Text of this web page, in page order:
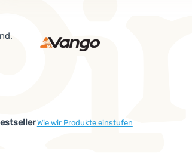
Wie wir Produkte einstufen